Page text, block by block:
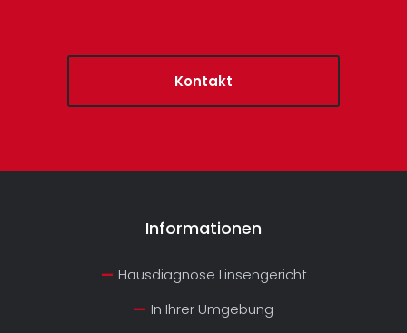
Kontakt
Informationen
Hausdiagnose Linsengericht
In Ihrer Umgebung